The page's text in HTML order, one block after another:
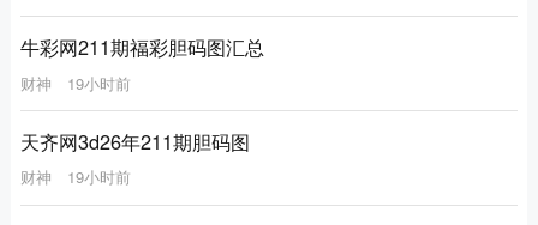
牛彩网211期福彩胆码图汇总
财神 19小时前
天齐网3d26年211期胆码图
财神 19小时前